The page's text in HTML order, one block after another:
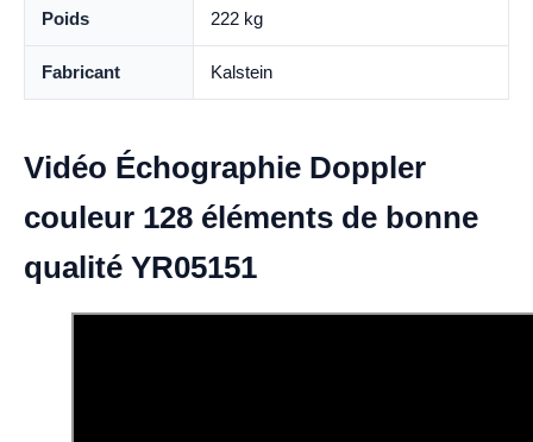
Poids 222 kg
Fabricant Kalstein
Vidéo Échographie Doppler
couleur 128 éléments de bonne
qualité YR05151